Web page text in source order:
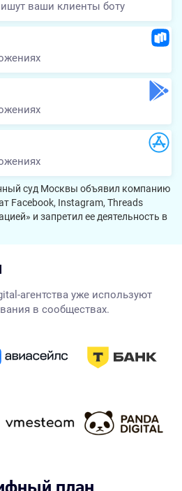
ваши клиенты боту
суд Москвы объявил компанию
Facebook, Instagram, Threads
и запретил ее деятельность в
агентства уже используют
в сообществах.